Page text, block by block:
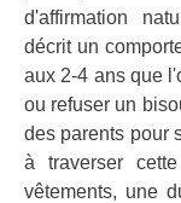
d'affirmation
décrit un
aux 2-4 ans que
ou refuser un
des parents pour
à traverser
vêtements, une